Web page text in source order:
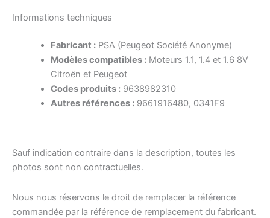
Informations techniques
Fabricant :PSA (Peugeot Société Anonyme)
Modèles compatibles :Moteurs 1.1, 1.4 et 1.6 8V
Citroën et Peugeot
Codes produits :9638982310
Autres références :9661916480, 0341F9
Sauf indication contraire dans la description, toutes les
photos sont non contractuelles.
Nous nous réservons le droit de remplacer la référence
commandée par la référence de remplacement du fabricant.